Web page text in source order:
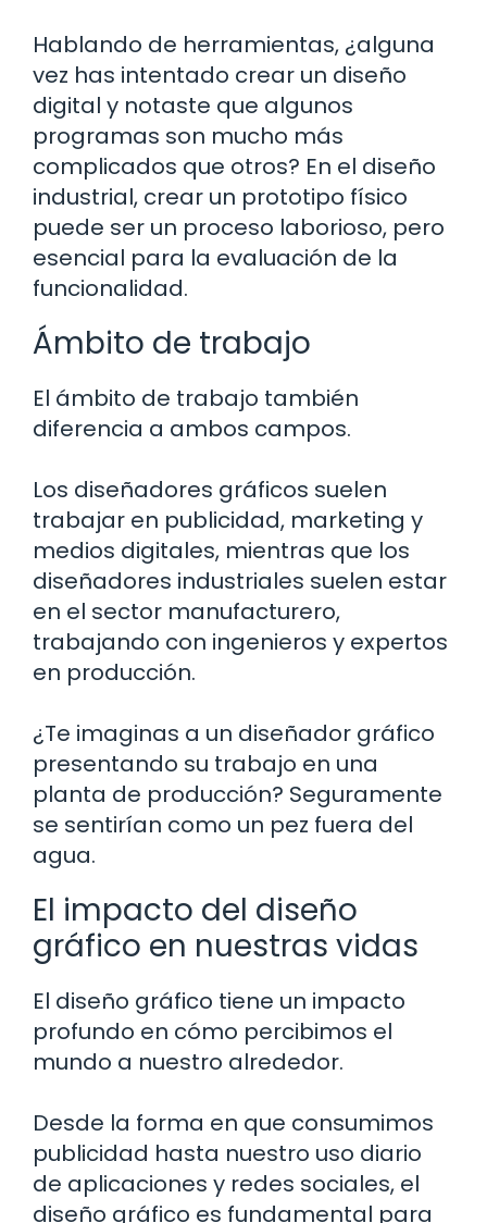
Hablando de herramientas, ¿alguna
vez has intentado crear un diseño
digital y notaste que algunos
programas son mucho más
complicados que otros? En el diseño
industrial, crear un prototipo físico
puede ser un proceso laborioso, pero
esencial para la evaluación de la
funcionalidad.
Ámbito de trabajo
El ámbito de trabajo también
diferencia a ambos campos.
Los diseñadores gráficos suelen
trabajar en publicidad, marketing y
medios digitales, mientras que los
diseñadores industriales suelen estar
en el sector manufacturero,
trabajando con ingenieros y expertos
en producción.
¿Te imaginas a un diseñador gráfico
presentando su trabajo en una
planta de producción? Seguramente
se sentirían como un pez fuera del
agua.
El impacto del diseño
gráfico en nuestras vidas
El diseño gráfico tiene un impacto
profundo en cómo percibimos el
mundo a nuestro alrededor.
Desde la forma en que consumimos
publicidad hasta nuestro uso diario
de aplicaciones y redes sociales, el
diseño gráfico es fundamental para